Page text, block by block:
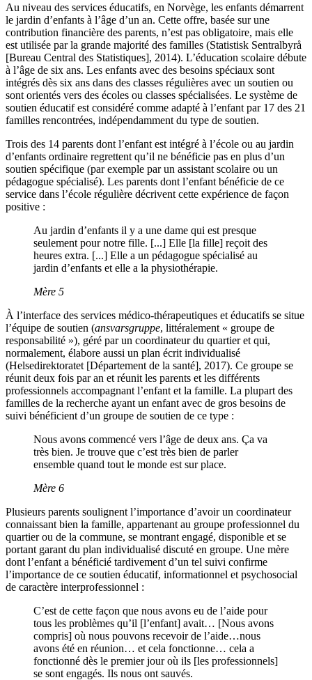
Au niveau des services éducatifs, en Norvège, les enfants démarrent
le jardin d’enfants à l’âge d’un an. Cette offre, basée sur une
contribution financière des parents, n’est pas obligatoire, mais elle
est utilisée par la grande majorité des familles (Statistisk Sentralbyrå
[Bureau Central des Statistiques], 2014). L’éducation scolaire débute
à l’âge de six ans. Les enfants avec des besoins spéciaux sont
intégrés dès six ans dans des classes régulières avec un soutien ou
sont orientés vers des écoles ou classes spécialisées. Le système de
soutien éducatif est considéré comme adapté à l’enfant par 17 des 21
familles rencontrées, indépendamment du type de soutien.
Trois des 14 parents dont l’enfant est intégré à l’école ou au jardin
d’enfants ordinaire regrettent qu’il ne bénéficie pas en plus d’un
soutien spécifique (par exemple par un assistant scolaire ou un
pédagogue spécialisé). Les parents dont l’enfant bénéficie de ce
service dans l’école régulière décrivent cette expérience de façon
positive :
Au jardin d’enfants il y a une dame qui est presque
seulement pour notre fille. [...] Elle [la fille] reçoit des
heures extra. [...] Elle a un pédagogue spécialisé au
jardin d’enfants et elle a la physiothérapie.
Mère 5
À l’interface des services médico-thérapeutiques et éducatifs se situe
l’équipe de soutien (ansvarsgruppe, littéralement « groupe de
responsabilité »), géré par un coordinateur du quartier et qui,
normalement, élabore aussi un plan écrit individualisé
(Helsedirektoratet [Département de la santé], 2017). Ce groupe se
réunit deux fois par an et réunit les parents et les différents
professionnels accompagnant l’enfant et la famille. La plupart des
familles de la recherche ayant un enfant avec de gros besoins de
suivi bénéficient d’un groupe de soutien de ce type :
Nous avons commencé vers l’âge de deux ans. Ça va
très bien. Je trouve que c’est très bien de parler
ensemble quand tout le monde est sur place.
Mère 6
Plusieurs parents soulignent l’importance d’avoir un coordinateur
connaissant bien la famille, appartenant au groupe professionnel du
quartier ou de la commune, se montrant engagé, disponible et se
portant garant du plan individualisé discuté en groupe. Une mère
dont l’enfant a bénéficié tardivement d’un tel suivi confirme
l’importance de ce soutien éducatif, informationnel et psychosocial
de caractère interprofessionnel :
C’est de cette façon que nous avons eu de l’aide pour
tous les problèmes qu’il [l’enfant] avait… [Nous avons
compris] où nous pouvons recevoir de l’aide…nous
avons été en réunion… et cela fonctionne… cela a
fonctionné dès le premier jour où ils [les professionnels]
se sont engagés. Ils nous ont sauvés.